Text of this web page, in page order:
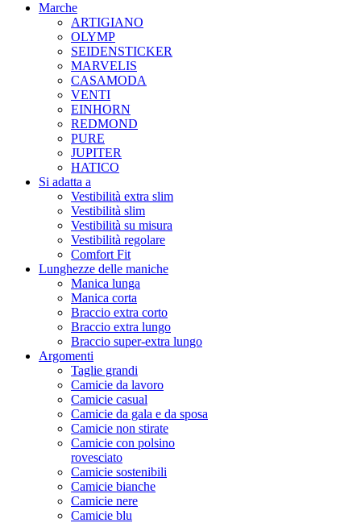
Marche
ARTIGIANO
OLYMP
SEIDENSTICKER
MARVELIS
CASAMODA
VENTI
EINHORN
REDMOND
PURE
JUPITER
HATICO
Si adatta a
Vestibilità extra slim
Vestibilità slim
Vestibilità su misura
Vestibilità regolare
Comfort Fit
Lunghezze delle maniche
Manica lunga
Manica corta
Braccio extra corto
Braccio extra lungo
Braccio super-extra lungo
Argomenti
Taglie grandi
Camicie da lavoro
Camicie casual
Camicie da gala e da sposa
Camicie non stirate
Camicie con polsino
rovesciato
Camicie sostenibili
Camicie bianche
Camicie nere
Camicie blu